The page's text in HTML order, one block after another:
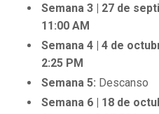
Semana 3 | 27 de
11:00 AM
Semana 4 | 4 de
2:25 PM
Semana 5: Descanso
Semana 6 | 18 de